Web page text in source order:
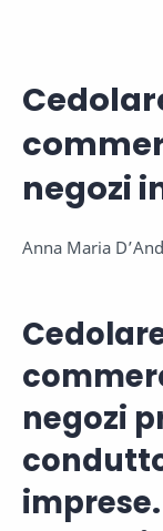
negozi
Anna Maria
negozi